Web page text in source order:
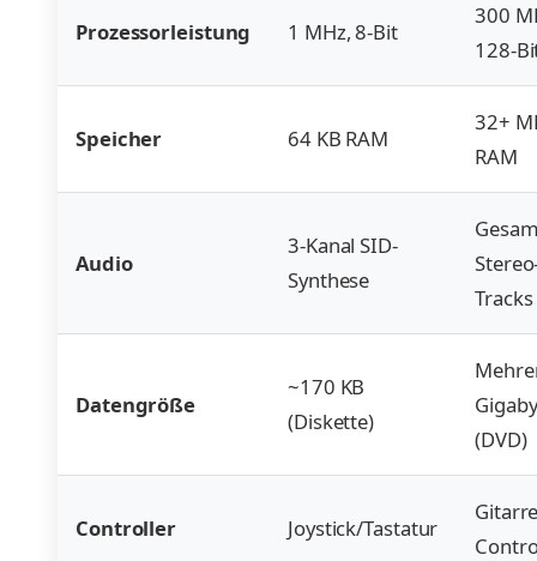
Prozessorleistung 1 MHz, 8-Bit
300
128-
Speicher 64 KB RAM
32+
RAM
Audio
3-Kanal SID-
Synthese
Tracks
Datengröße
~170 KB
(Diskette)
(DVD)
Controller Joystick/Tastatur